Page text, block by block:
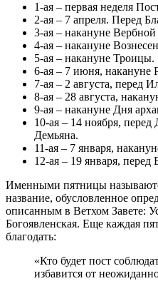
1-ая – первая неделя
2-ая – 7 апреля. Перед
3-ая – накануне Вербной
4-ая – накануне
5-ая – накануне Троицы.
6-ая – 7 июня, накануне
7-ая – 2 августа, перед
8-ая – 28 августа,
9-ая – накануне Дня
10-ая – 14 ноября,
Демьяна.
11-ая – 7 января,
12-ая – 19 января, перед
Именными пятницы
название, обусловленное
описанным в Ветхом Завете:
Богоявленская. Еще каждая
благодать:
«Кто будет пост
избавится от